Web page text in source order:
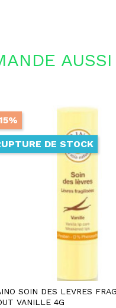
DE STOCK
SOIN DES LEVRES
VANILLE 4G